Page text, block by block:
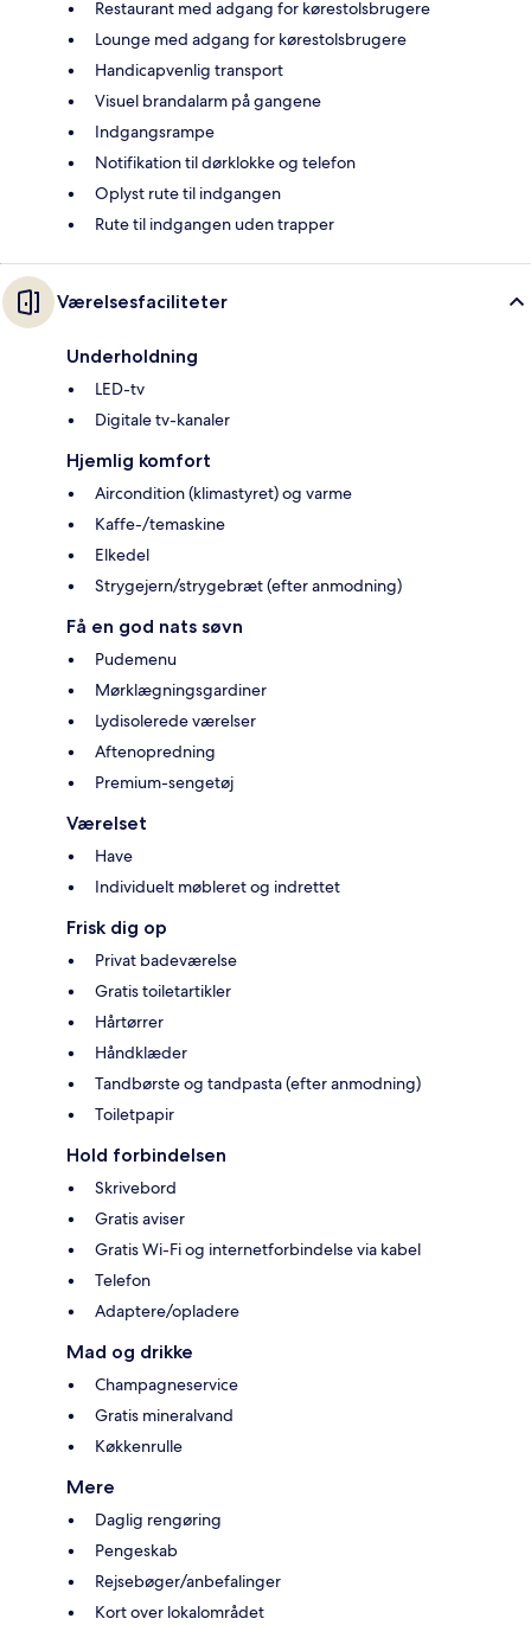
Restaurant med adgang for kørestolsbrugere
Lounge med adgang for kørestolsbrugere
Handicapvenlig transport
Visuel brandalarm på gangene
Indgangsrampe
Notifikation til dørklokke og telefon
Oplyst rute til indgangen
Rute til indgangen uden trapper
Værelsesfaciliteter
Underholdning
LED-tv
Digitale tv-kanaler
Hjemlig komfort
Aircondition (klimastyret) og varme
Kaffe-/temaskine
Elkedel
Strygejern/strygebræt (efter anmodning)
Få en god nats søvn
Pudemenu
Mørklægningsgardiner
Lydisolerede værelser
Aftenopredning
Premium-sengetøj
Værelset
Have
Individuelt møbleret og indrettet
Frisk dig op
Privat badeværelse
Gratis toiletartikler
Hårtørrer
Håndklæder
Tandbørste og tandpasta (efter anmodning)
Toiletpapir
Hold forbindelsen
Skrivebord
Gratis aviser
Gratis Wi-Fi og internetforbindelse via kabel
Telefon
Adaptere/opladere
Mad og drikke
Champagneservice
Gratis mineralvand
Køkkenrulle
Mere
Daglig rengøring
Pengeskab
Rejsebøger/anbefalinger
Kort over lokalområdet